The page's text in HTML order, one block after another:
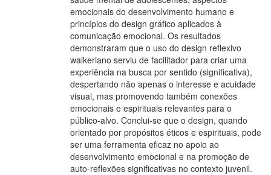
emocionais do desenvolvimento humano e
princípios do design gráfico aplicados à
comunicação emocional. Os resultados
demonstraram que o uso do design reflexivo
walkeriano serviu de facilitador para criar uma
experiência na busca por sentido (significativa),
despertando não apenas o interesse e acuidade
visual, mas promovendo também conexões
emocionais e espirituais relevantes para o
público-alvo. Conclui-se que o design, quando
orientado por propósitos éticos e espirituais, pode
ser uma ferramenta eficaz no apoio ao
desenvolvimento emocional e na promoção de
auto-reflexões significativas no contexto juvenil.